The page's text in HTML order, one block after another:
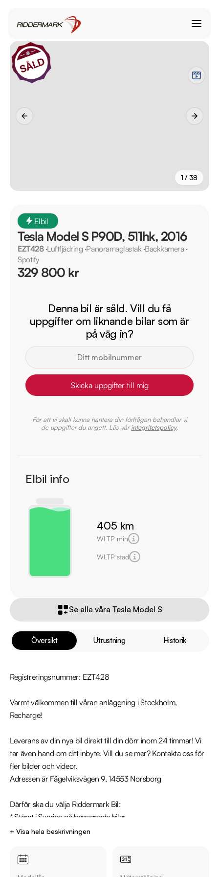
1 / 38
Översikt Utrustning Historik
Registreringsnummer: EZT428
Varmt välkommen till våran anläggning i Stockholm,
Recharge!
Leverans av din nya bil direkt till din dörr inom 24 timmar! Vi
tar även hand om ditt inbyte. Vill du se mer? Kontakta oss för
fler bilder och videor.
Adressen är Fågelviksvägen 9, 14553 Norsborg
Därför ska du välja Riddermark Bil:
* Störst i Sverige på begagnade bilar
* Erbjuder hemleverans i hela Sverige
* Över 10 tusen omdömen på Trustpilot
* Våra bilar är testade på över 100 punkter
+ Visa hela beskrivningen
Elbil
Tesla Model S P90D, 511hk, 2016
EZT428·Luftfjädring ·Panoramaglastak·Backkamera·
Spotify
329 800 kr
Denna bil är såld. Vill du få
uppgifter om liknande bilar som är
på väg in?
Skicka uppgifter till mig
För att vi skall kunna hantera din förfrågan behandlar vi
de uppgifter du angett. Läs vårintegritetspolicy.
Elbil info
405 km
WLTP min
WLTP stad
Se alla våra Tesla Model S